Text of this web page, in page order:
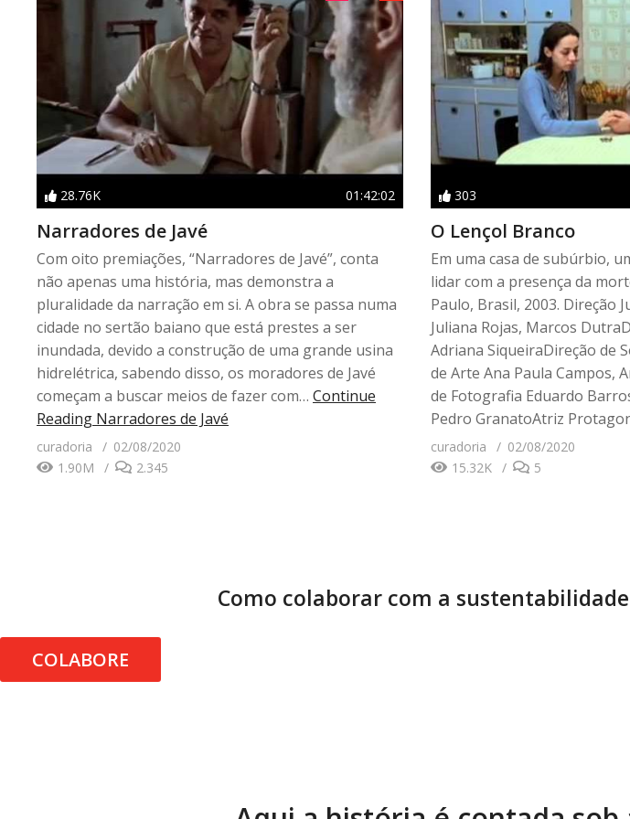
28.76K 01:42:02
Narradores de Javé
Com oito premiações, “Narradores de Javé”, conta
não apenas uma história, mas demonstra a
pluralidade da narração em si. A obra se passa numa
cidade no sertão baiano que está prestes a ser
inundada, devido a construção de uma grande usina
hidrelétrica, sabendo disso, os moradores de Javé
começam a buscar meios de fazer com… Continue
Reading Narradores de Javé
curadoria
02/08/2020
1.90M
2.345
303
O Lençol Branco
Em uma casa de subúrbio,
lidar com a presença da
Paulo, Brasil, 2003. Direção
Juliana Rojas, Marcos
Adriana SiqueiraDireção de
de Arte Ana Paula Campos,
de Fotografia Eduardo
Pedro GranatoAtriz
curadoria
02/08/2020
15.32K
5
Como colaborar com a
COLABORE